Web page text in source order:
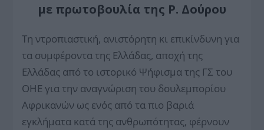
με πρωτοβουλία της Ρ. Δούρου
Τη ντροπιαστική, ανιστόρητη κι επικίνδυνη για
τα συμφέροντα της Ελλάδας, αποχή της
Ελλάδας από το ιστορικό Ψήφισμα της ΓΣ του
ΟΗΕ για την αναγνώριση του δουλεμπορίου
Αφρικανών ως ενός από τα πιο βαριά
εγκλήματα κατά της ανθρωπότητας, φέρνουν